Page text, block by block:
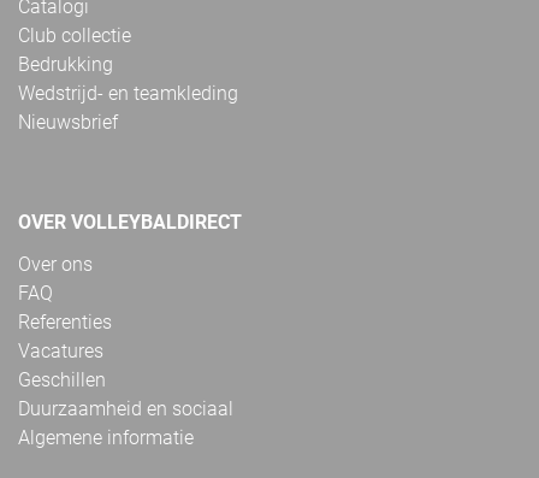
Catalogi
Club collectie
Bedrukking
Wedstrijd- en teamkleding
Nieuwsbrief
OVER VOLLEYBALDIRECT
Over ons
FAQ
Referenties
Vacatures
Geschillen
Duurzaamheid en sociaal
Algemene informatie